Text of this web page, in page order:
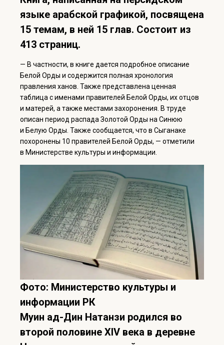
языке арабской графикой, посвящена
15 темам, в ней 15 глав. Состоит из
413 страниц.
— В частности, в книге дается подробное описание
Белой Орды и содержится полная хронология
правления ханов. Также представлена ценная
таблица с именами правителей Белой Орды, их отцов
и матерей, а также местами захоронения. В труде
описан период распада Золотой Орды на Синюю
и Белую Орды. Также сообщается, что в Сыганаке
похоронены 10 правителей Белой Орды, — отметили
в Министерстве культуры и информации.
Фото: Министерство культуры и
информации РК
Муин ад-Дин Натанзи родился во
второй половине XIV века в деревне